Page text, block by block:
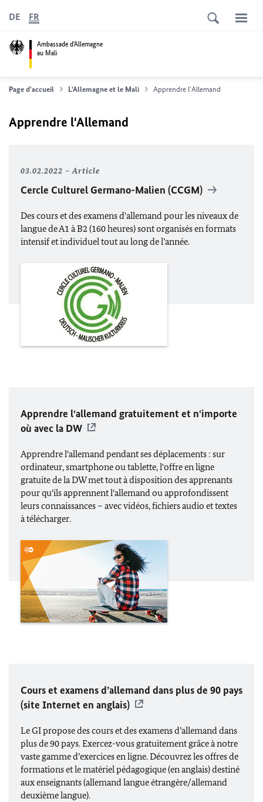
Ambassade d'Allemagne
au Mali
DE FR
Page d'accueil L'Allemagne et le Mali Apprendre l'Allemand
Apprendre l'Allemand
03.02.2022 Article
Cercle Culturel Germano-Malien (CCGM)
Des cours et des examens d'allemand pour les niveaux de
langue de A1 à B2 (160 heures) sont organisés en formats
intensif et individuel tout au long de l’année.
Apprendre l‘allemand gratuitement et n‘importe
où avec la DW
Apprendre l‘allemand pendant ses déplacements : sur
ordinateur, smartphone ou tablette, l‘offre en ligne
gratuite de la DW met tout à disposition des apprenants
pour qu‘ils apprennent l‘allemand ou approfondissent
leurs connaissances – avec vidéos, fichiers audio et textes
à télécharger.
Cours et examens d’allemand dans plus de 90 pays
(site Internet en anglais)
Le GI propose des cours et des examens d’allemand dans
plus de 90 pays. Exercez-vous gratuitement grâce à notre
vaste gamme d’exercices en ligne. Découvrez les offres de
formations et le matériel pédagogique (en anglais) destiné
aux enseignants (allemand langue étrangère/allemand
deuxième langue).